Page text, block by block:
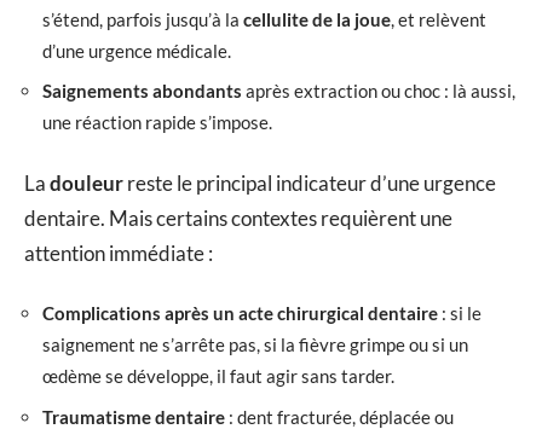
s’étend, parfois jusqu’à la cellulite de la joue, et relèvent
d’une urgence médicale.
Saignements abondants après extraction ou choc : là aussi,
une réaction rapide s’impose.
Ladouleurreste le principal indicateur d’une urgence
dentaire. Mais certains contextes requièrent une
attention immédiate :
Complications après un acte chirurgical dentaire : si le
saignement ne s’arrête pas, si la fièvre grimpe ou si un
œdème se développe, il faut agir sans tarder.
Traumatisme dentaire : dent fracturée, déplacée ou